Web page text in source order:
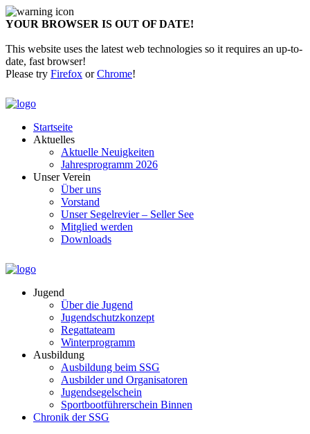
YOUR BROWSER IS OUT OF DATE!
This website uses the latest web technologies so it requires an up-to-
date, fast browser!
Please try Firefox orChrome!
Startseite
Aktuelles
Aktuelle Neuigkeiten
Jahresprogramm 2026
Unser Verein
Über uns
Vorstand
Unser Segelrevier – Seller See
Mitglied werden
Downloads
Jugend
Über die Jugend
Jugendschutzkonzept
Regattateam
Winterprogramm
Ausbildung
Ausbildung beim SSG
Ausbilder und Organisatoren
Jugendsegelschein
Sportbootführerschein Binnen
Chronik der SSG